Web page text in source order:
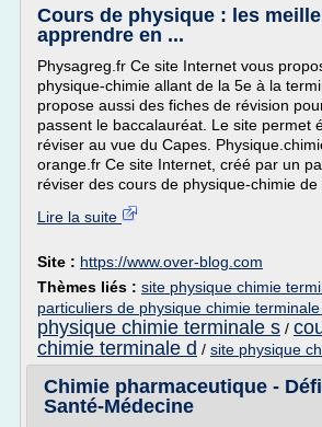
Cours de physique : les
apprendre en ...
Physagreg.fr Ce site Internet vous
physique-chimie allant de la 5e à la
propose aussi des fiches de révision
passent le baccalauréat. Le site permet
réviser au vue du Capes.
orange.fr Ce site Internet, créé par un
réviser des cours de physique-chimie de
Lire la suite
Site : https://www.over-blog.com
Thèmes liés : site physique chimie
particuliers de physique chimie
physique chimie terminale s /
chimie terminale d / site physique
Chimie pharmaceutique -
Santé-Médecine